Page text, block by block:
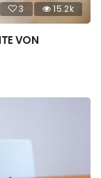
3 15.2k
VON